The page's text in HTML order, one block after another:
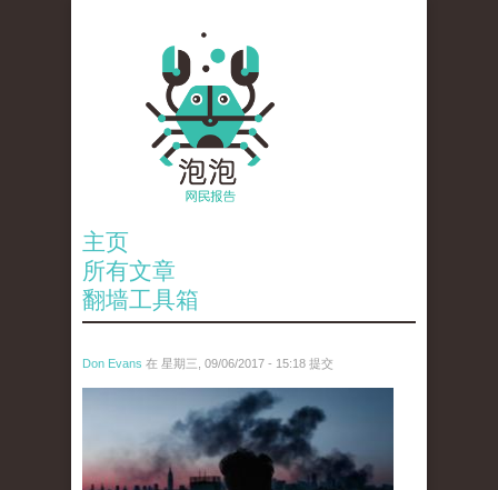
主页
所有文章
翻墙工具箱
Don Evans 在 星期三, 09/06/2017 - 15:18 提交